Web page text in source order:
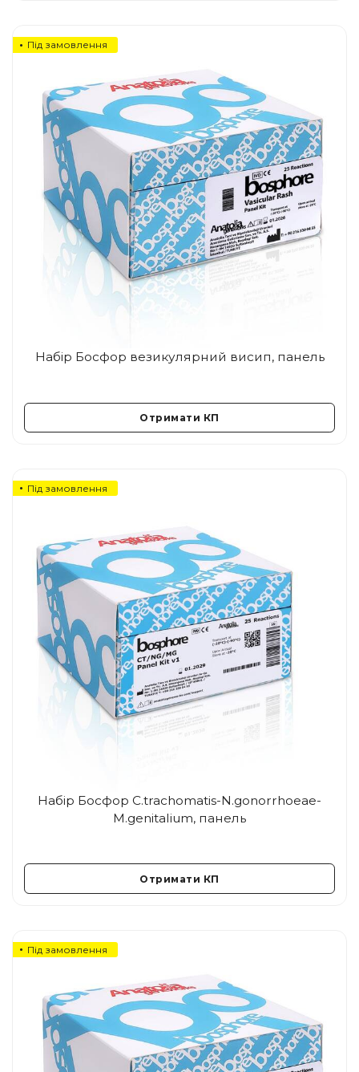
Під замовлення
Набір Босфор везикулярний висип, панель
Отримати КП
Під замовлення
Набір Босфор C.trachomatis-N.gonorrhoeae-
M.genitalium, панель
Отримати КП
Під замовлення